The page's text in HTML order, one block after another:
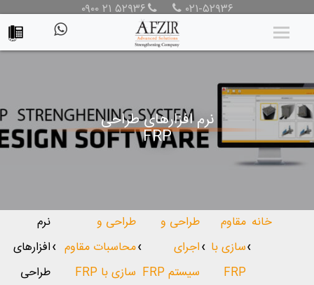
۰۲۱-۵۲۹۳۶ ۰۹۰۰ ۲۱ ۵۲۹۳۶
نرم افزارهای طراحی
FRP
خانه
❯
مقاوم
سازی با
FRP
❯
طراحی و
اجرای
سیستم FRP
❯
طراحی و
محاسبات مقاوم
سازی با FRP
❯
نرم
افزارهای
طراحی